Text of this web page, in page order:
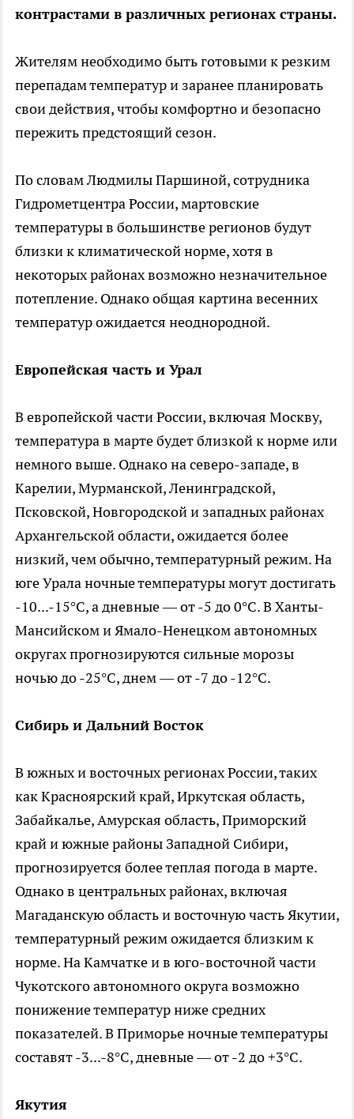
контрастами в различных регионах страны.
Жителям необходимо быть готовыми к резким
перепадам температур и заранее планировать
свои действия, чтобы комфортно и безопасно
пережить предстоящий сезон.
По словам Людмилы Паршиной, сотрудника
Гидрометцентра России, мартовские
температуры в большинстве регионов будут
близки к климатической норме, хотя в
некоторых районах возможно незначительное
потепление. Однако общая картина весенних
температур ожидается неоднородной.
Европейская часть и Урал
В европейской части России, включая Москву,
температура в марте будет близкой к норме или
немного выше. Однако на северо-западе, в
Карелии, Мурманской, Ленинградской,
Псковской, Новгородской и западных районах
Архангельской области, ожидается более
низкий, чем обычно, температурный режим. На
юге Урала ночные температуры могут достигать
-10...-15°C, а дневные — от -5 до 0°C. В Ханты-
Мансийском и Ямало-Ненецком автономных
округах прогнозируются сильные морозы
ночью до -25°C, днем — от -7 до -12°C.
Сибирь и Дальний Восток
В южных и восточных регионах России, таких
как Красноярский край, Иркутская область,
Забайкалье, Амурская область, Приморский
край и южные районы Западной Сибири,
прогнозируется более теплая погода в марте.
Однако в центральных районах, включая
Магаданскую область и восточную часть Якутии,
температурный режим ожидается близким к
норме. На Камчатке и в юго-восточной части
Чукотского автономного округа возможно
понижение температур ниже средних
показателей. В Приморье ночные температуры
составят -3...-8°C, дневные — от -2 до +3°C.
Якутия